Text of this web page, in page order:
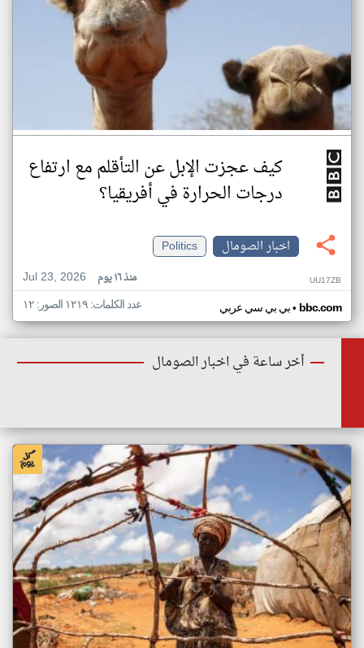
كيف عجزت الإبل عن التأقلم مع ارتفاع
درجات الحرارة في أفريقيا؟
اخبار الصومال
Politics
Jul 23, 2026
منذ ١٦ يوم UU17ZB
بي بي سي عربي• bbc.com عدد الكلمات: ١٢١٩ الصور: ١٢
أخر ساعة في اخبار الصومال